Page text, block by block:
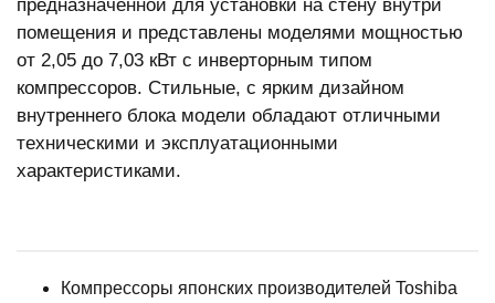
предназначенной для установки на стену внутри
помещения и представлены моделями мощностью
от 2,05 до 7,03 кВт с инверторным типом
компрессоров. Стильные, с ярким дизайном
внутреннего блока модели обладают отличными
техническими и эксплуатационными
характеристиками.
Компрессоры японских производителей Toshiba